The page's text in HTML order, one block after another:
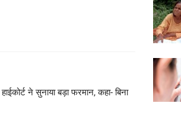
ने सुनाया बड़ा फरमान, कहा- बिना